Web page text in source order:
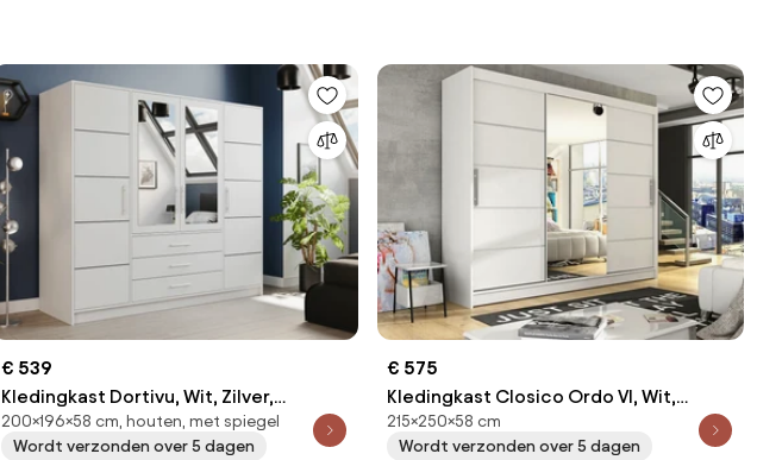
€ 539
Kledingkast Dortivu, Wit, Zilver,
200x196x58cm, 174 kg, Kledingkast
deuren: Met scharnieren
200×196×58 cm, houten, met spiegel
Wordt verzonden over 5 dagen
€ 575
Kledingkast Closico Ordo VI, Wit,
215x250x58cm, 203 kg, Kledingkast
deuren: Schuivend, Aantal planken: 9,
215×250×58 cm
Wordt verzonden over 5 dagen